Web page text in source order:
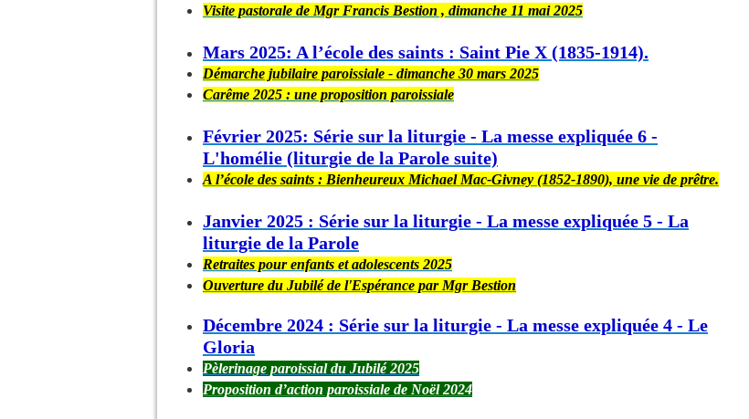
Visite pastorale de Mgr Francis Bestion , dimanche 11 mai 2025
Mars 2025: A l’école des saints : Saint Pie X (1835-1914).
Démarche jubilaire paroissiale - dimanche 30 mars 2025
Carême 2025 : une proposition paroissiale
Février 2025: Série sur la liturgie - La messe expliquée 6 -
L'homélie (liturgie de la Parole suite)
A l’école des saints : Bienheureux Michael Mac-Givney (1852-1890), une vie de prêtre.
Janvier 2025 : Série sur la liturgie - La messe expliquée 5 - La
liturgie de la Parole
Retraites pour enfants et adolescents 2025
Ouverture du Jubilé de l'Espérance par Mgr Bestion
Décembre 2024 : Série sur la liturgie - La messe expliquée 4 - Le
Gloria
Pèlerinage paroissial du Jubilé 2025
Proposition d’action paroissiale de Noël 2024